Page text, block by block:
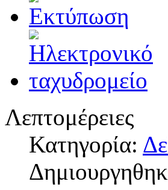
Λεπτομέρειες
Κατηγορία: